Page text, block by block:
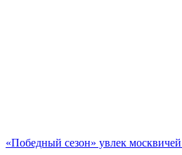
«Победный сезон» увлек